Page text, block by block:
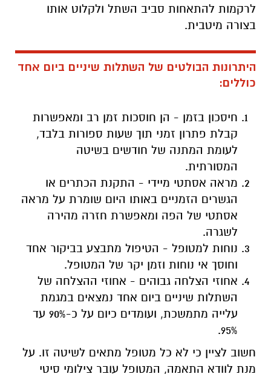
לרקמות להתאחות סביב השתל ולקלוט אותו
בצורה מיטבית.
היתרונות הבולטים של השתלות שיניים ביום אחד
כוללים:
חיסכון בזמן - הן חוסכות זמן רב ומאפשרות
קבלת פתרון זמני תוך שעות ספורות בלבד,
לעומת המתנה של חודשים בשיטה
המסורתית.
מראה אסתטי מיידי - התקנת הכתרים או
הגשרים הזמניים באותו היום שומרת על מראה
אסתטי של הפה ומאפשרת חזרה מהירה
לשגרה.
נוחות למטופל - הטיפול מתבצע בביקור אחד
וחוסך אי נוחות וזמן יקר של המטופל.
אחוזי הצלחה גבוהים - אחוזי ההצלחה של
השתלות שיניים ביום אחד נמצאים במגמת
עלייה מתמשכת, ועומדים כיום על כ-90% עד
95%.
חשוב לציין כי לא כל מטופל מתאים לשיטה זו. על
מנת לוודא התאמה, המטופל עובר צילומי סיטי